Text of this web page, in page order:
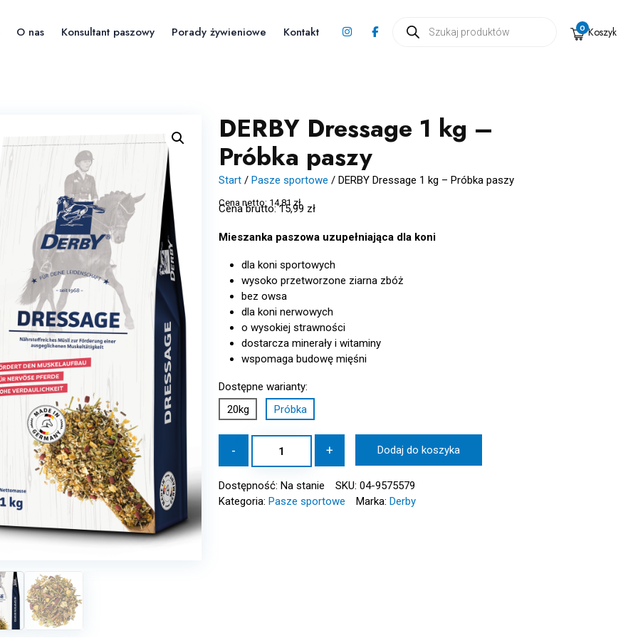
O nas Konsultant paszowy Porady żywieniowe Kontakt
produktów
0 Koszyk
DERBY Dressage 1 kg –
Próbka paszy
Start /Pasze sportowe /DERBY Dressage 1 kg – Próbka paszy
Cena netto: 14,81 zł
Cena brutto:15,99 zł
Mieszanka paszowa uzupełniająca dla koni
dla koni sportowych
wysoko przetworzone ziarna zbóż
bez owsa
dla koni nerwowych
o wysokiej strawności
dostarcza minerały i witaminy
wspomaga budowę mięśni
Dostępne warianty:
20kg
Próbka
-
DERBY
1
kg
+ Dodaj do koszyka
Dostępność:Na stanie SKU:04-9575579
Kategoria:Pasze sportowe Marka:Derby